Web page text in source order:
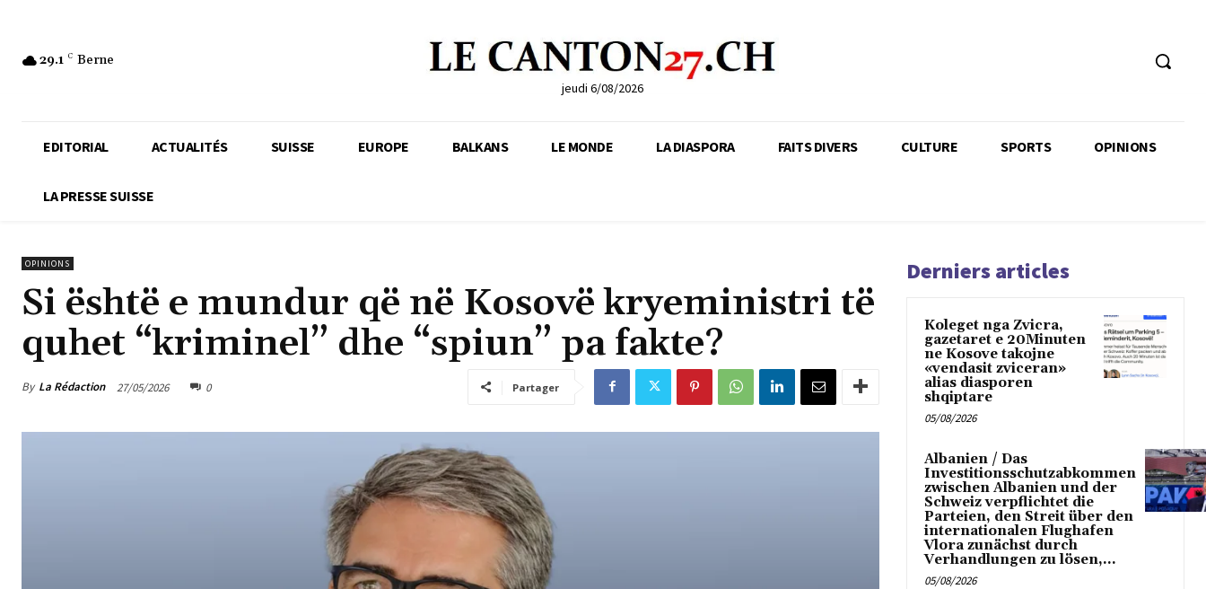
29.1 C Berne
jeudi 6/08/2026
EDITORIAL ACTUALITÉS SUISSE EUROPE BALKANS LE MONDE LA DIASPORA FAITS DIVERS CULTURE SPORTS OPINIONS
LA PRESSE SUISSE
OPINIONS
Si është e mundur që në Kosovë kryeministri të
quhet “kriminel” dhe “spiun” pa fakte?
By La Rédaction 27/05/2026 0 Partager
Derniers articles
Koleget nga Zvicra,
gazetaret e 20Minuten
ne Kosove takojne
«vendasit zviceran»
alias diasporen
shqiptare
05/08/2026
Albanien / Das
Investitionsschutzabkommen
zwischen Albanien und der
Schweiz verpflichtet die
Parteien, den Streit über den
internationalen Flughafen
Vlora zunächst durch
Verhandlungen zu lösen,...
05/08/2026